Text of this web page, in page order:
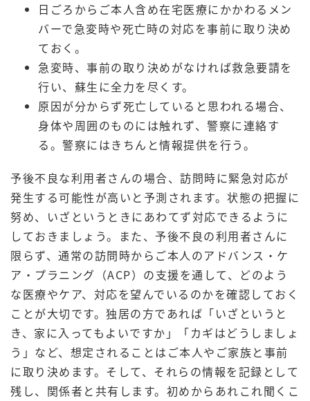
日ごろからご本人含め在宅医療にかかわるメン
バーで急変時や死亡時の対応を事前に取り決め
ておく。
急変時、事前の取り決めがなければ救急要請を
行い、蘇生に全力を尽くす。
原因が分からず死亡していると思われる場合、
身体や周囲のものには触れず、警察に連絡す
る。警察にはきちんと情報提供を行う。
予後不良な利用者さんの場合、訪問時に緊急対応が
発生する可能性が高いと予測されます。状態の把握に
努め、いざというときにあわてず対応できるように
しておきましょう。また、予後不良の利用者さんに
限らず、通常の訪問時からご本人のアドバンス・ケ
ア・プラニング（ACP）の支援を通して、どのよう
な医療やケア、対応を望んでいるのかを確認しておく
ことが大切です。独居の方であれば「いざというと
き、家に入ってもよいですか」「カギはどうしましょ
う」など、想定されることはご本人やご家族と事前
に取り決めます。そして、それらの情報を記録として
残し、関係者と共有します。初めからあれこれ聞くこ